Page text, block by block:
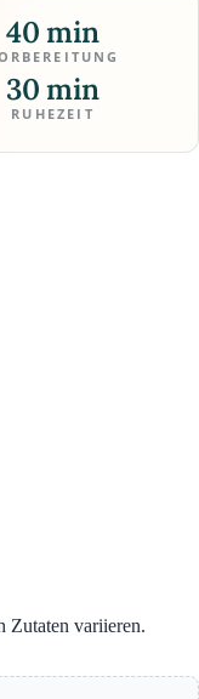
40 min
30 min
RUHEZEIT
Zutaten variieren.